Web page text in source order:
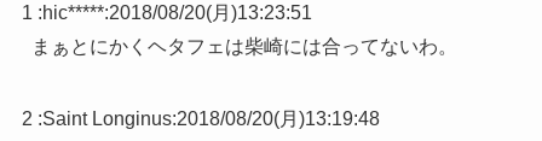
1 :hic*****:2018/08/20(月)13:23:51
まぁとにかくヘタフェは柴崎には合ってないわ。
2 :Saint Longinus:2018/08/20(月)13:19:48